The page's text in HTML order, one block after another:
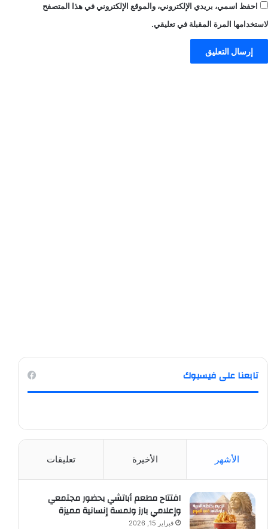
احفظ اسمي، بريدي الإلكتروني، والموقع الإلكتروني في هذا المتصفح
لاستخدامها المرة المقبلة في تعليقي.
تابعنا على فيسبوك
الأشهر الأخيرة تعليقات
افتتاح مطعم أباتشي بحضور مجتمعي
وإعلامي بارز ولمسة إنسانية مميزة
فبراير 15, 2026